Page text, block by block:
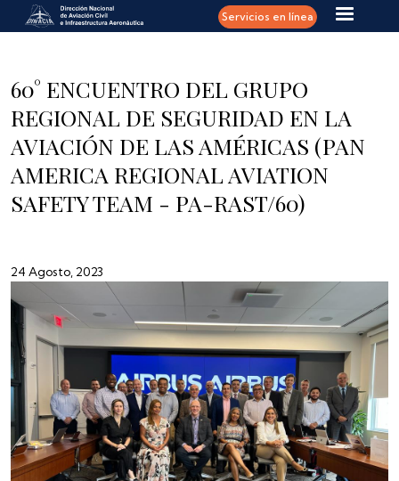
Pasar al contenido principal Servicios en línea
60° ENCUENTRO DEL GRUPO
REGIONAL DE SEGURIDAD EN LA
AVIACIÓN DE LAS AMÉRICAS (PAN
AMERICA REGIONAL AVIATION
SAFETY TEAM - PA-RAST/60)
24 Agosto, 2023